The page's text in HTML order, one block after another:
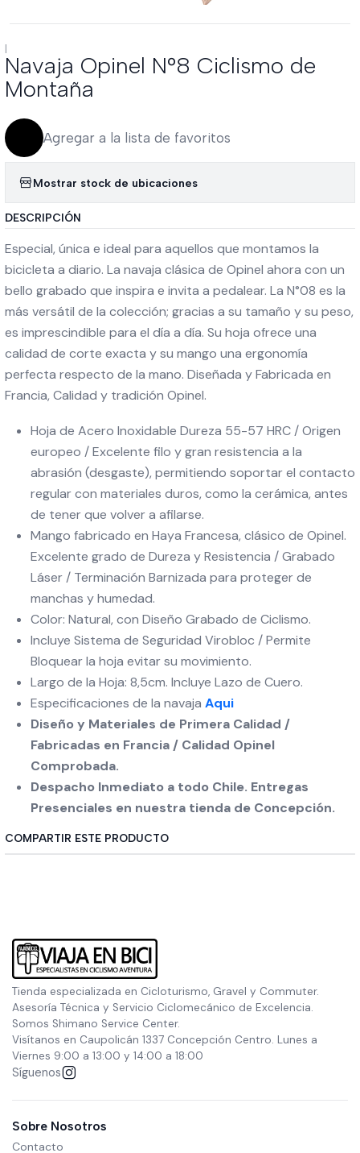
|
Navaja Opinel N°8 Ciclismo de
Montaña
Agregar a la lista de favoritos
Mostrar stock de ubicaciones
DESCRIPCIÓN
Especial, única e ideal para aquellos que montamos la
bicicleta a diario. La navaja clásica de Opinel ahora con un
bello grabado que inspira e invita a pedalear. La N°08 es la
más versátil de la colección; gracias a su tamaño y su peso,
es imprescindible para el día a día. Su hoja ofrece una
calidad de corte exacta y su mango una ergonomía
perfecta respecto de la mano. Diseñada y Fabricada en
Francia, Calidad y tradición Opinel.
Hoja de Acero Inoxidable Dureza 55-57 HRC / Origen
europeo / Excelente filo y gran resistencia a la
abrasión (desgaste), permitiendo soportar el contacto
regular con materiales duros, como la cerámica, antes
de tener que volver a afilarse.
Mango fabricado en Haya Francesa, clásico de Opinel.
Excelente grado de Dureza y Resistencia / Grabado
Láser / Terminación Barnizada para proteger de
manchas y humedad.
Color: Natural, con Diseño Grabado de Ciclismo.
Incluye Sistema de Seguridad Virobloc / Permite
Bloquear la hoja evitar su movimiento.
Largo de la Hoja: 8,5cm. Incluye Lazo de Cuero.
Especificaciones de la navaja Aqui
Diseño y Materiales de Primera Calidad /
Fabricadas en Francia / Calidad Opinel
Comprobada.
Despacho Inmediato a todo Chile. Entregas
Presenciales en nuestra tienda de Concepción.
COMPARTIR ESTE PRODUCTO
Tienda especializada en Cicloturismo, Gravel y Commuter.
Asesoría Técnica y Servicio Ciclomecánico de Excelencia.
Somos Shimano Service Center.
Visítanos en Caupolicán 1337 Concepción Centro. Lunes a
Viernes 9:00 a 13:00 y 14:00 a 18:00
Síguenos
Sobre Nosotros
Contacto